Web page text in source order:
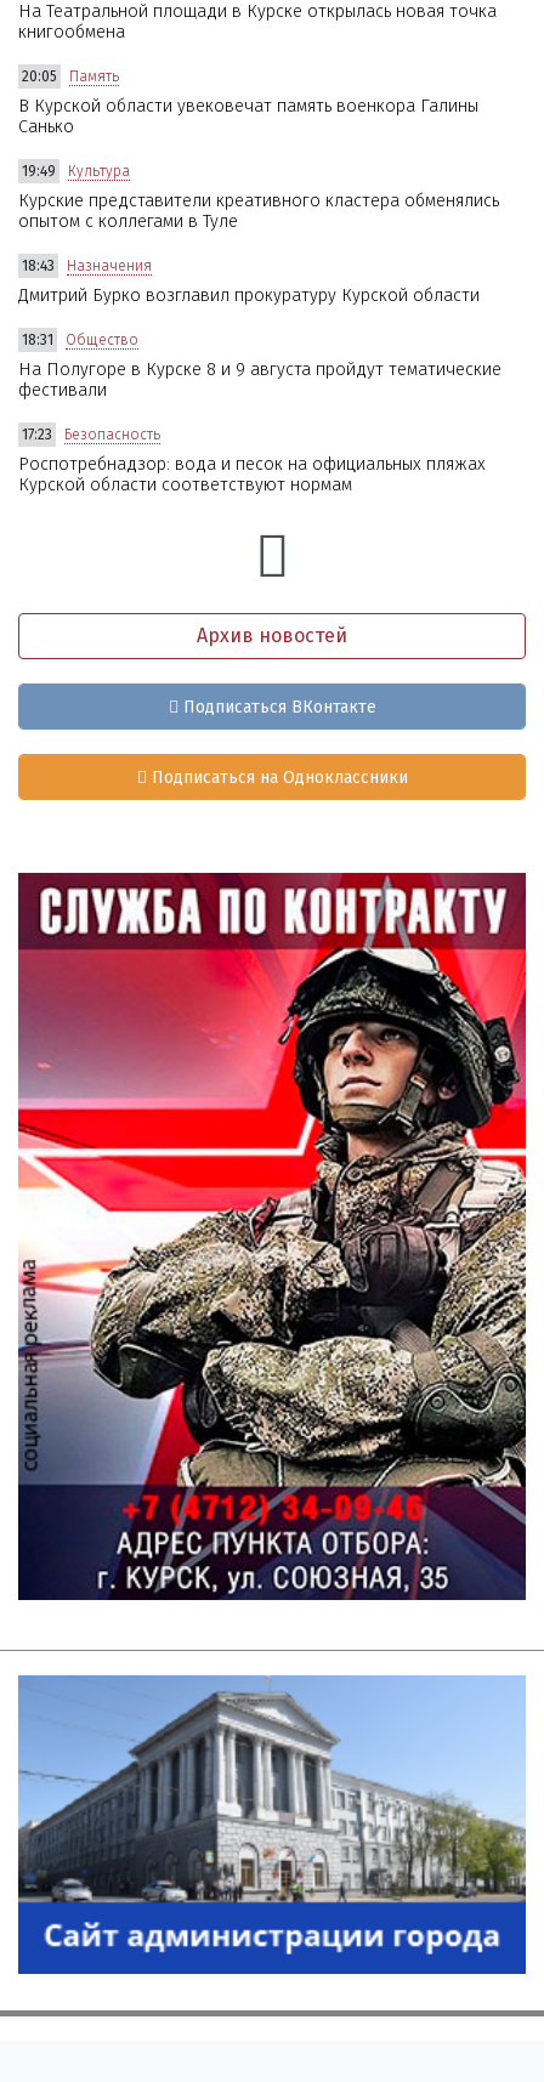
На Театральной площади в Курске открылась новая точка
книгообмена
20:05 Память
В Курской области увековечат память военкора Галины
Санько
19:49 Культура
Курские представители креативного кластера обменялись
опытом с коллегами в Туле
18:43 Назначения
Дмитрий Бурко возглавил прокуратуру Курской области
18:31 Общество
На Полугоре в Курске 8 и 9 августа пройдут тематические
фестивали
17:23 Безопасность
Роспотребнадзор: вода и песок на официальных пляжах
Курской области соответствуют нормам
Архив новостей
Подписаться ВКонтакте
Подписаться на Одноклассники